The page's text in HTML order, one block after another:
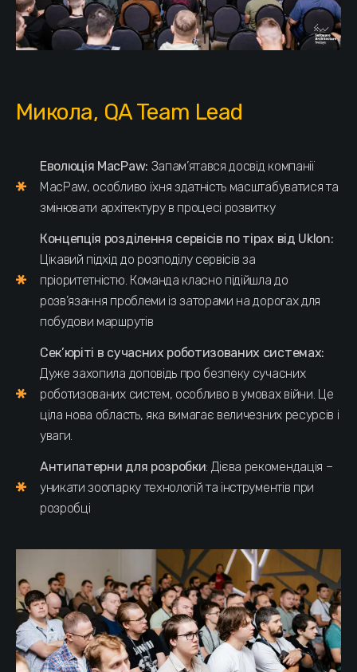
Микола, QA Team Lead
Еволюція MacPaw: Запам’ятався досвід компанії
MacPaw, особливо їхня здатність масштабуватися та
змінювати архітектуру в процесі розвитку
Концепція розділення сервісів по тірах від Uklon:
Цікавий підхід до розподілу сервісів за
пріоритетністю. Команда класно підійшла до
розв’язання проблеми із заторами на дорогах для
побудови маршрутів
Сек’юріті в сучасних роботизованих системах:
Дуже захопила доповідь про безпеку сучасних
роботизованих систем, особливо в умовах війни. Це
ціла нова область, яка вимагає величезних ресурсів і
уваги.
Антипатерни для розробки: Дієва рекомендація –
уникати зоопарку технологій та інструментів при
розробці